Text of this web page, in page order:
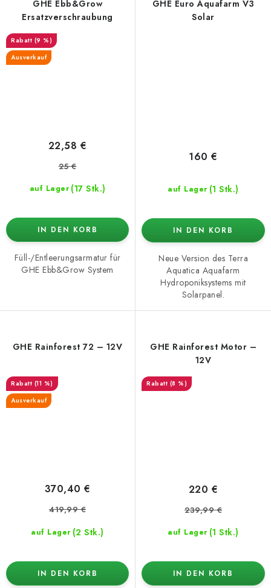
GHE Ebb&Grow
Ersatzverschraubung
(9 %)
Ausverkauf
auf Lager (17 Stk.)
22,58 €
25 €
IN DEN KORB
Füll-/Entleerungsarmatur für
GHE Ebb&Grow System
GHE Euro Aquafarm V3
Solar
auf Lager (1 Stk.)
160 €
IN DEN KORB
Neue Version des Terra
Aquatica Aquafarm
Hydroponiksystems mit
Solarpanel.
GHE Rainforest 72 – 12V
(11 %)
Ausverkauf
auf Lager (2 Stk.)
370,40 €
419,99 €
IN DEN KORB
GHE Rainforest Motor –
12V
(8 %)
auf Lager (1 Stk.)
220 €
239,99 €
IN DEN KORB